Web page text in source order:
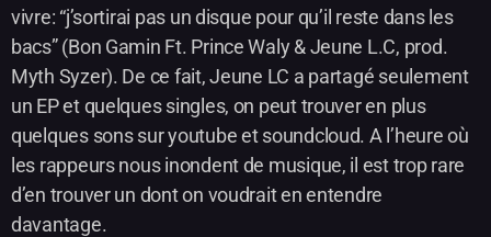
vivre: “j’sortirai pas un disque pour qu’il reste dans les
bacs” (Bon Gamin Ft. Prince Waly & Jeune L.C, prod.
Myth Syzer). De ce fait, Jeune LC a partagé seulement
un EP et quelques singles, on peut trouver en plus
quelques sons sur youtube et soundcloud. A l’heure où
les rappeurs nous inondent de musique, il est trop rare
d’en trouver un dont on voudrait en entendre
davantage.